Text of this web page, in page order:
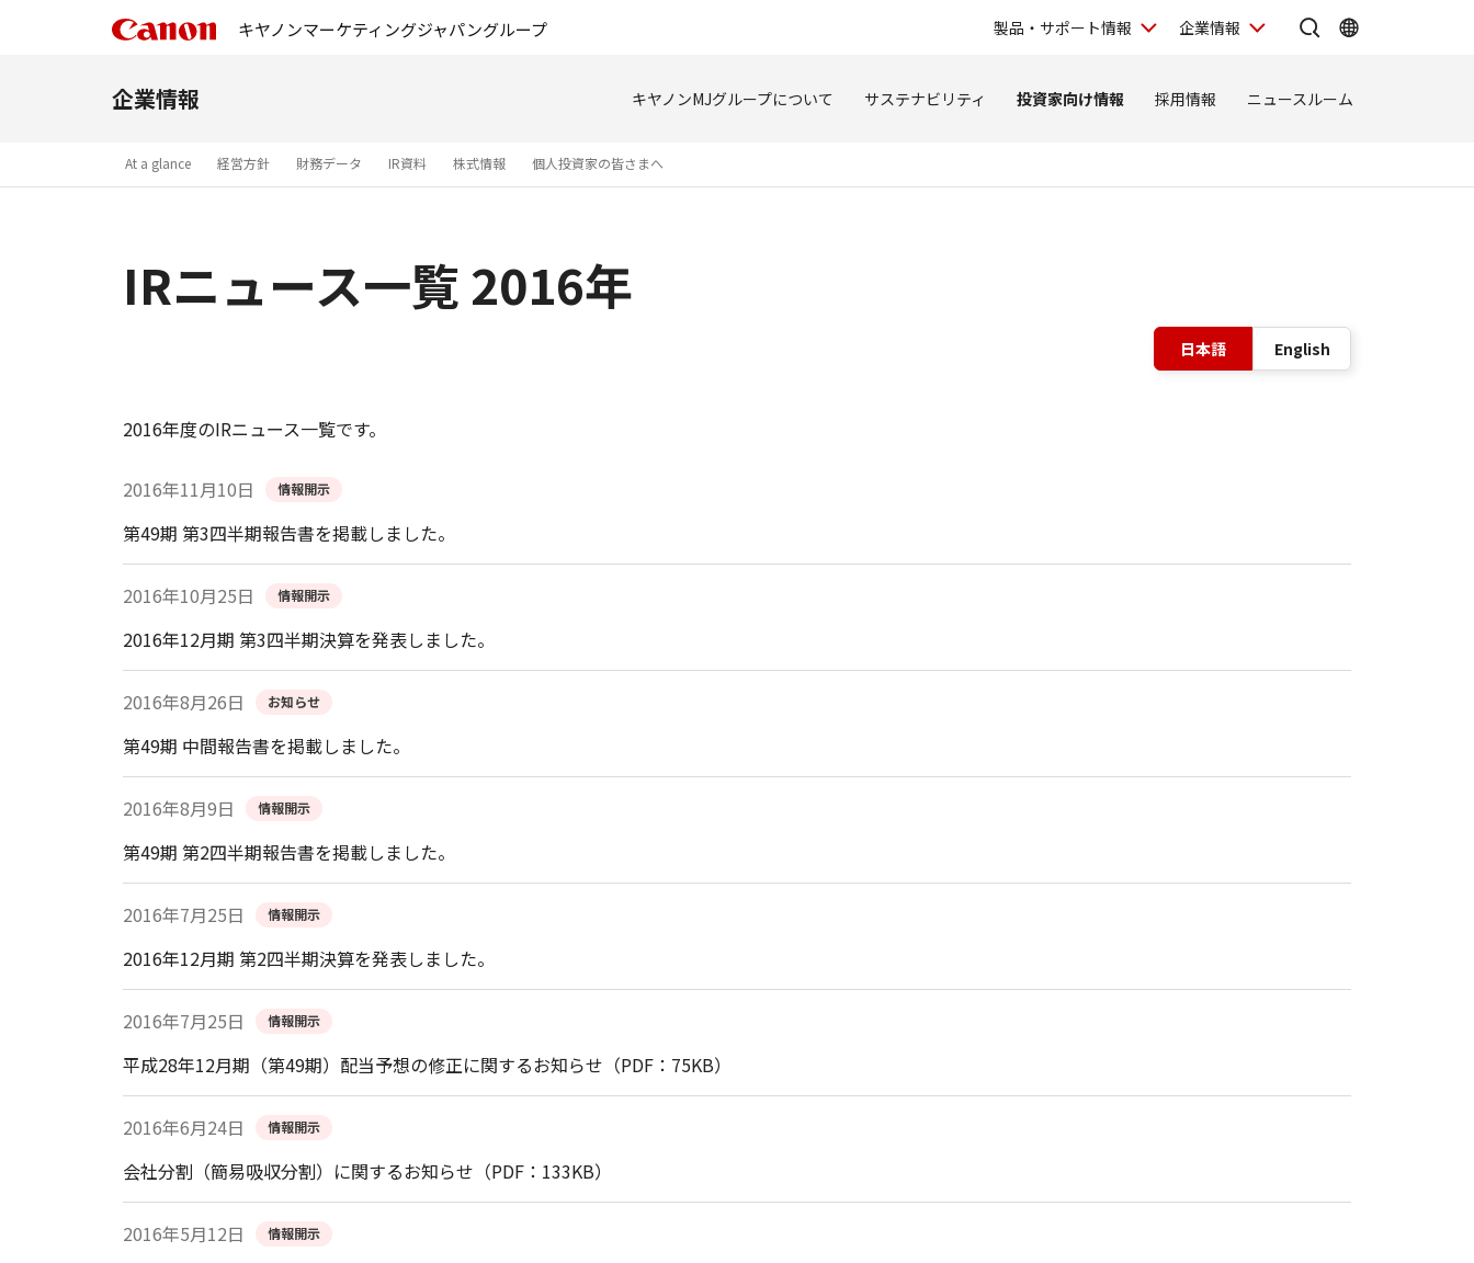
キヤノンマーケティングジャパングループ 製品・サポート情報 企業情報
企業情報 キヤノンMJグループについて サステナビリティ 投資家向け情報 採用情報 ニュースルーム
At a glance 経営方針 財務データ IR資料 株式情報 個人投資家の皆さまへ
IRニュース一覧 2016年
表示言語の切
日本語 English
2016年度のIRニュース一覧です。
2016年11月10日 情報開示
第49期 第3四半期報告書を掲載しました。
2016年10月25日 情報開示
2016年12月期 第3四半期決算を発表しました。
2016年8月26日 お知らせ
第49期 中間報告書を掲載しました。
2016年8月9日 情報開示
第49期 第2四半期報告書を掲載しました。
2016年7月25日 情報開示
2016年12月期 第2四半期決算を発表しました。
2016年7月25日 情報開示
平成28年12月期（第49期）配当予想の修正に関するお知らせ（PDF：75KB）
2016年6月24日 情報開示
会社分割（簡易吸収分割）に関するお知らせ（PDF：133KB）
2016年5月12日 情報開示